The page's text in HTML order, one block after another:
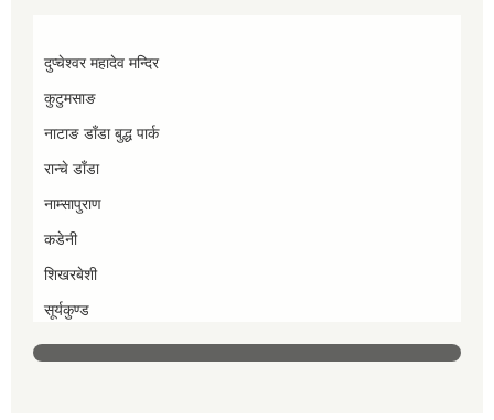
दुप्चेश्वर महादेव मन्दिर
कुटुमसाङ
नाटाङ डाँडा बुद्ध पार्क
रान्चे डाँडा
नाम्सापुराण
कडेनी
शिखरबेशी
सूर्यकुण्ड